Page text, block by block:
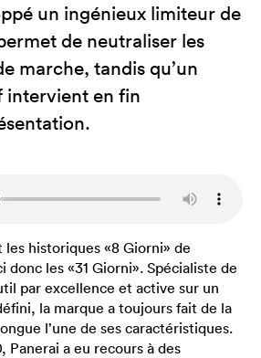
un ingénieux limiteur de
de neutraliser les
marche, tandis qu’un
intervient en fin
les historiques «8 Giorni» de
donc les «31 Giorni». Spécialiste de
par excellence et active sur un
la marque a toujours fait de la
l’une de ses caractéristiques.
Panerai a eu recours à des